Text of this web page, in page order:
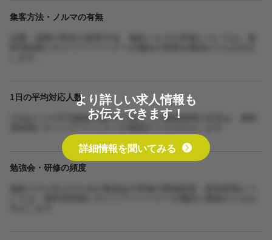
集客方法・ノルマの有無
1日の平均対応人数
1日あたりの平均施術人数や1人あたりの施術時間の目安は、無料
勉強会・研修の頻度
より詳しい求人情報も
お伝えできます！
詳細情報を聞いてみる